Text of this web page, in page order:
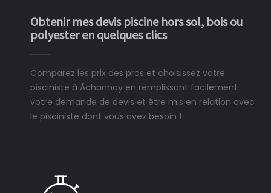
Obtenir mes devis piscine hors sol, bois ou
polyester en quelques clics
Comparez les prix des pros et choisissez votre
pisciniste à Ãchannay en remplissant facilement
votre demande de devis et être mis en relation avec
le pisciniste dont vous avez besoin !